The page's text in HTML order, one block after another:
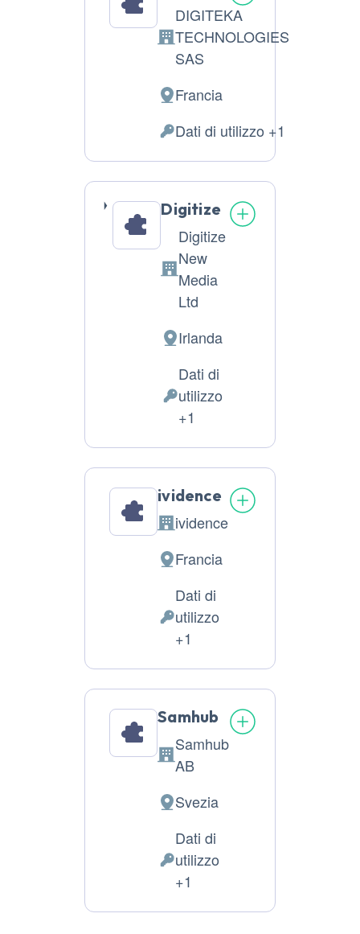
Azienda:
DIGITEKA
TECHNOLOGIES
SAS
Luogo
del
Francia
Dati
Personali
trattati:
Dati di utilizzo +1
Digitize
Azienda:
Digitize
New
Media
Ltd
Luogo
del
trattamento:
Irlanda
Dati
Personali
trattati:
Dati di
utilizzo
+1
ividence
Azienda:
ividence
Luogo
del
trattamento:
Francia
Dati
Personali
trattati:
Dati di
utilizzo
+1
Samhub
Azienda:
Samhub
AB
Luogo
del
trattamento:
Svezia
Dati
Personali
trattati:
Dati di
utilizzo
+1